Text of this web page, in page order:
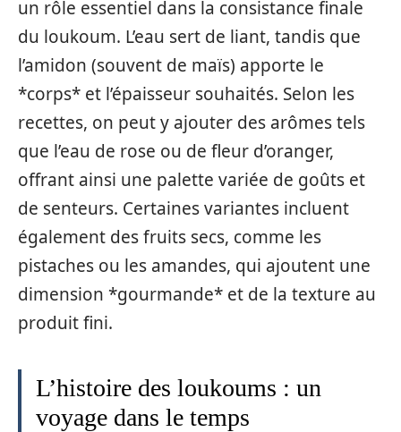
un rôle essentiel dans la consistance finale
du loukoum. L’eau sert de liant, tandis que
l’amidon (souvent de maïs) apporte le
*corps* et l’épaisseur souhaités. Selon les
recettes, on peut y ajouter des arômes tels
que l’eau de rose ou de fleur d’oranger,
offrant ainsi une palette variée de goûts et
de senteurs. Certaines variantes incluent
également des fruits secs, comme les
pistaches ou les amandes, qui ajoutent une
dimension *gourmande* et de la texture au
produit fini.
L’histoire des loukoums : un
voyage dans le temps